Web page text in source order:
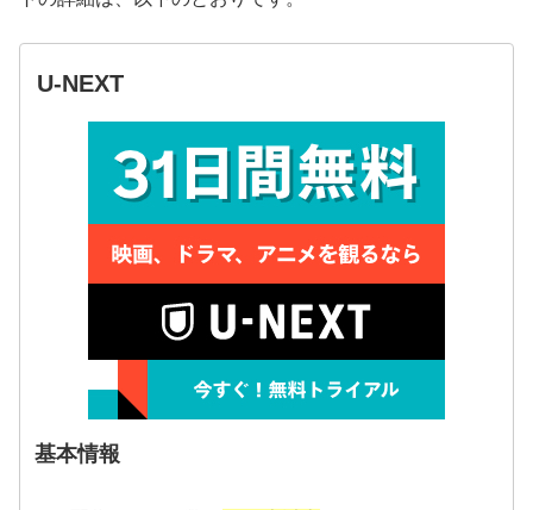
U-NEXT
基本情報